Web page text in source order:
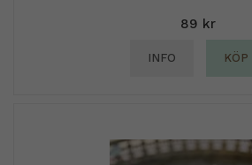
89 kr
INFO KÖP